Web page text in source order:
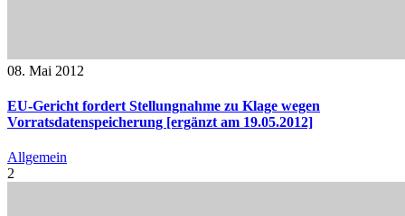
08. Mai 2012
EU-Gericht fordert Stellungnahme zu Klage wegen
Vorratsdatenspeicherung [ergänzt am 19.05.2012]
Allgemein
2